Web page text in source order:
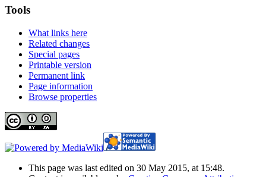
Tools
What links here
Related changes
Special pages
Printable version
Permanent link
Page information
Browse properties
This page was last edited on 30 May 2015, at 15:48.